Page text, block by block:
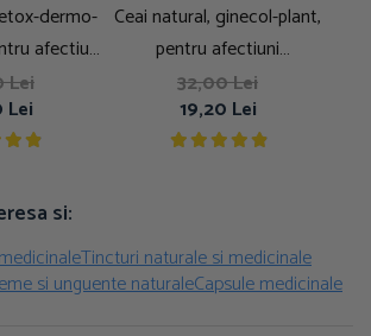
dermo-
afectiuni
depurativ,
Lei
Ceai natural, ginecol-plant,
pentru afectiuni
ginecologice, 100g
32,00 Lei
19,20 Lei
si:
Tincturi naturale si medicinale
si unguente naturaleCapsule medicinale